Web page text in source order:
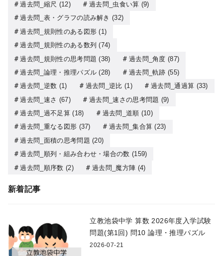
過去問_縮尺 (12) 過去問_虫食い算 (9)
過去問_表・グラフの読み解き (32)
過去問_規則性のある図形 (1)
過去問_規則性のある数列 (74)
過去問_規則性の思考問題 (38) 過去問_角度 (87)
過去問_論理・推理パズル (28) 過去問_軌跡 (55)
過去問_逆数 (1) 過去問_逆比 (1) 過去問_通過算 (33)
過去問_速さ (67) 過去問_速さの思考問題 (9)
過去問_過不足算(18) 過去問_道順 (10)
過去問_重なる図形 (37) 過去問_集合算 (23)
過去問_面積の思考問題 (20)
過去問_順列・組み合わせ・場合の数 (159)
過去問_順序数 (2) 過去問_魔方陣 (4)
新着記事
立教池袋中学 算数 2026年度入学試験
問題(第1回) 問10 論理・推理パズル
2026-07-21